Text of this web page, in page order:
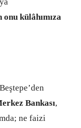
onu külâhımıza
Bankası,
ne faizi